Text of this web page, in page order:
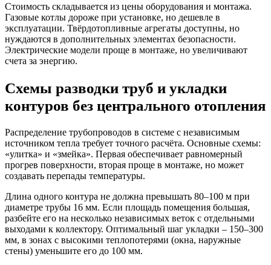
Стоимость складывается из цены оборудования и монтажа.
Газовые котлы дороже при установке, но дешевле в
эксплуатации. Твёрдотопливные агрегаты доступны, но
нуждаются в дополнительных элементах безопасности.
Электрические модели проще в монтаже, но увеличивают
счета за энергию.
Схемы разводки труб и укладки
контуров без центрального отопления
Распределение трубопроводов в системе с независимым
источником тепла требует точного расчёта. Основные схемы:
«улитка» и «змейка». Первая обеспечивает равномерный
прогрев поверхности, вторая проще в монтаже, но может
создавать перепады температуры.
Длина одного контура не должна превышать 80–100 м при
диаметре трубы 16 мм. Если площадь помещения большая,
разбейте его на несколько независимых веток с отдельными
выходами к коллектору. Оптимальный шаг укладки – 150–300
мм, в зонах с высокими теплопотерями (окна, наружные
стены) уменьшите его до 100 мм.